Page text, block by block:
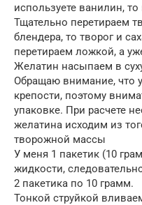
используете ванилин,
Тщательно перетираем
блендера, то творог и
перетираем ложкой, а
Желатин насыпаем в
Обращаю внимание, что
крепости, поэтому
упаковке. При расчете
желатина исходим из
творожной массы
У меня 1 пакетик (10
жидкости,
2 пакетика по 10 грамм.
Тонкой струйкой